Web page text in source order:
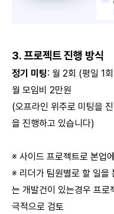
3. 프로젝트 진행 방식
정기 미팅: 월 2회 (평일 1
월 모임비 2만원
(오프라인 위주로 미팅을
을 진행하고 있습니다)
※ 사이드 프로젝트로 본업
※ 리더가 팀원별로 할 일을
는 개발건이 있는경우 프로
극적으로 검토